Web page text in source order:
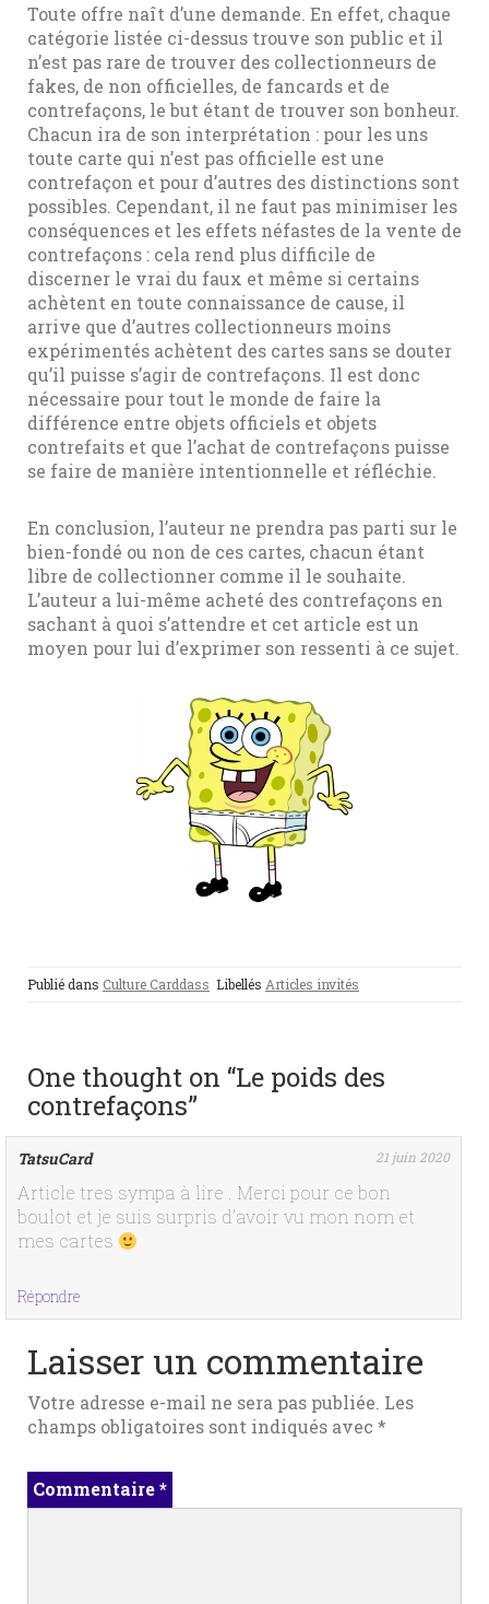
Toute offre naît d’une demande. En effet, chaque
catégorie listée ci-dessus trouve son public et il
n’est pas rare de trouver des collectionneurs de
fakes, de non officielles, de fancards et de
contrefaçons, le but étant de trouver son bonheur.
Chacun ira de son interprétation : pour les uns
toute carte qui n’est pas officielle est une
contrefaçon et pour d’autres des distinctions sont
possibles. Cependant, il ne faut pas minimiser les
conséquences et les effets néfastes de la vente de
contrefaçons : cela rend plus difficile de
discerner le vrai du faux et même si certains
achètent en toute connaissance de cause, il
arrive que d’autres collectionneurs moins
expérimentés achètent des cartes sans se douter
qu’il puisse s’agir de contrefaçons. Il est donc
nécessaire pour tout le monde de faire la
différence entre objets officiels et objets
contrefaits et que l’achat de contrefaçons puisse
se faire de manière intentionnelle et réfléchie.
En conclusion, l’auteur ne prendra pas parti sur le
bien-fondé ou non de ces cartes, chacun étant
libre de collectionner comme il le souhaite.
L’auteur a lui-même acheté des contrefaçons en
sachant à quoi s’attendre et cet article est un
moyen pour lui d’exprimer son ressenti à ce sujet.
Publié dans Culture Carddass Libellés Articles invités
One thought on “Le poids des
contrefaçons”
TatsuCard 21 juin 2020
Article tres sympa à lire . Merci pour ce bon
boulot et je suis surpris d’avoir vu mon nom et
mes cartes
Répondre
Laisser un commentaire
Votre adresse e-mail ne sera pas publiée. Les
champs obligatoires sont indiqués avec *
Commentaire*